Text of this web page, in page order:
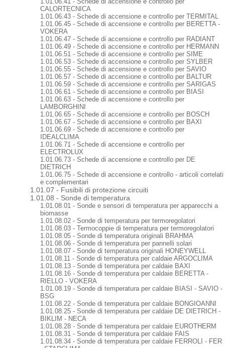
CALORTECNICA
1.01.06.43 - Schede di accensione e controllo per TERMITAL
1.01.06.45 - Schede di accensione e controllo per BERETTA -
VOKERA
1.01.06.47 - Schede di accensione e controllo per RADIANT
1.01.06.49 - Schede di accensione e controllo per HERMANN
1.01.06.51 - Schede di accensione e controllo per SIME
1.01.06.53 - Schede di accensione e controllo per SYLBER
1.01.06.55 - Schede di accensione e controllo per SAVIO
1.01.06.57 - Schede di accensione e controllo per BALTUR
1.01.06.59 - Schede di accensione e controllo per SARIGAS
1.01.06.61 - Schede di accensione e controllo per BIASI
1.01.06.63 - Schede di accensione e controllo per
LAMBORGHINI
1.01.06.65 - Schede di accensione e controllo per BOSCH
1.01.06.67 - Schede di accensione e controllo per BAXI
1.01.06.69 - Schede di accensione e controllo per
IDEALCLIMA
1.01.06.71 - Schede di accensione e controllo per
ELECTROLUX
1.01.06.73 - Schede di accensione e controllo per DE
DIETRICH
1.01.06.75 - Schede di accensione e controllo - articoli correlati
e complementari
1.01.07 - Fusibili di protezione circuiti
1.01.08 - Sonde di temperatura
1.01.08.01 - Sonde e sensori di temperatura per apparecchi a
biomasse
1.01.08.02 - Sonde di temperatura per termoregolatori
1.01.08.03 - Termocoppie di temperatura per termoregolatori
1.01.08.05 - Sonde di temperatura originali BRAHMA
1.01.08.06 - Sonde di temperatura per pannelli solari
1.01.08.07 - Sonde di temperatura originali HONEYWELL
1.01.08.11 - Sonde di temperatura per caldaie ARGOCLIMA
1.01.08.13 - Sonde di temperatura per caldaie BAXI
1.01.08.16 - Sonde di temperatura per caldaie BERETTA -
RIELLO - VOKERA
1.01.08.19 - Sonde di temperatura per caldaie BIASI - SAVIO -
BSG
1.01.08.22 - Sonde di temperatura per caldaie BONGIOANNI
1.01.08.25 - Sonde di temperatura per caldaie DE DIETRICH -
BIKLIM - NECA
1.01.08.28 - Sonde di temperatura per caldaie EUROTHERM
1.01.08.31 - Sonde di temperatura per caldaie FAIS
1.01.08.34 - Sonde di temperatura per caldaie FERROLI - FER